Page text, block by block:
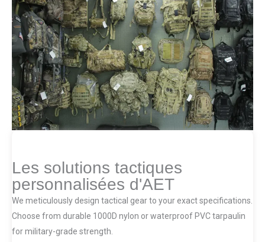
Les solutions tactiques
personnalisées d'AET
We meticulously design tactical gear to your exact specifications.
Choose from durable 1000D nylon or waterproof PVC tarpaulin
for military-grade strength.